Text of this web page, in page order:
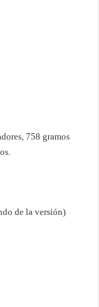
758 gramos
de la versión)